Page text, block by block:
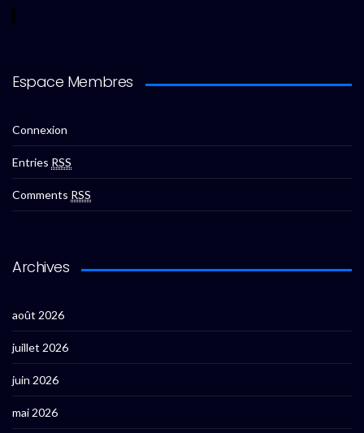
Espace Membres
Connexion
Entries RSS
Comments RSS
Archives
août 2026
juillet 2026
juin 2026
mai 2026